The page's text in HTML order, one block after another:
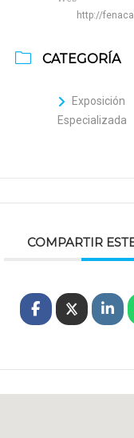
http://
CATEGORÍA
Exposición
Especializada
COMPARTIR